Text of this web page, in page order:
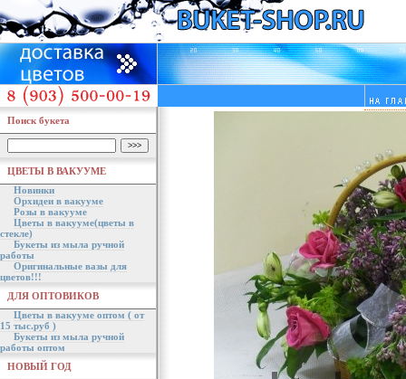
Поиск букета
ЦВЕТЫ В ВАКУУМЕ
Новинки
Орхидеи в вакууме
Розы в вакууме
Цветы в вакууме(цветы в
стекле)
Букеты из мыла ручной
работы
Оригинальные вазы для
цветов!!!
ДЛЯ ОПТОВИКОВ
Цветы в вакууме оптом ( от
15 тыс.руб )
Букеты из мыла ручной
работы оптом
НОВЫЙ ГОД